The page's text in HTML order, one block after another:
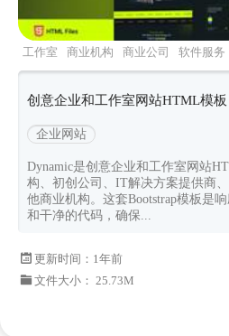
工作室 商业机构 商业公司 软件服务
创意企业和工作室网站HTML模板
企业网站
Dynamic是创意企业和工作室网站
构、初创公司、IT解决方案提供商
他商业机构。这套Bootstrap模板是
和干净的代码，确保...
更新时间： 1年前
文件大小： 25.73M